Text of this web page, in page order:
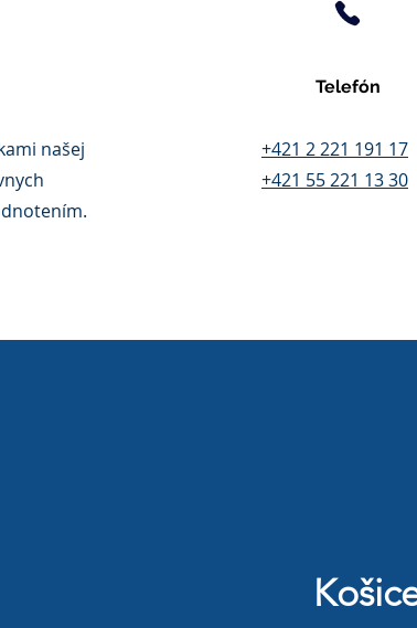
Telefón
našej
+421 2 221 191 17
+421 55 221 13 30